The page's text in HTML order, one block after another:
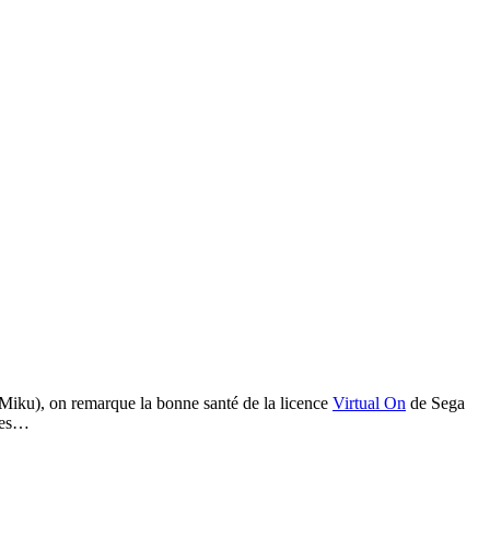
on remarque la bonne santé de la licence Virtual On de Sega